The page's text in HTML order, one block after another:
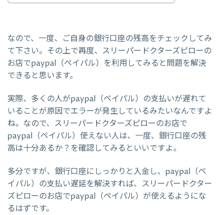
なので、一度、ご自身の銀行口座の残高をチェックしてみ
て下さい。その上で再度、スリーパードクターズピローの
お店でpaypal（ペイパル）を利用してみると問題を解決
できると思います。
実際、多くの人がpaypal（ペイパル）の支払いが遅れて
いることが原因でエラーが発生しているみたいなんですよ
ね。なので、スリーパードクターズピローのお店で
paypal（ペイパル）使えない人は、一度、銀行口座の残
高は十分あるか？を確認してみるといいですよ。
多分ですが、銀行口座にしっかりと入金し、paypal（ペ
イパル）の支払い遅延を解決すれば、スリーパードクター
ズピローのお店でpaypal（ペイパル）が使えるようにな
るはずです。